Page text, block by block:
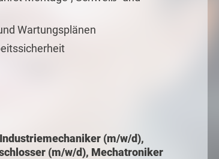
Wartungsplänen
Industriemechaniker (m/w/d),
(m/w/d), Mechatroniker